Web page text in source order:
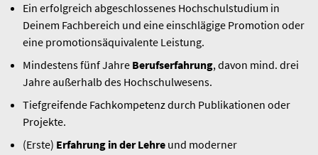
Ein erfolgreich abgeschlossenes Hochschulstudium in
Deinem Fachbereich und eine einschlägige Promotion oder
eine promotionsäquivalente Leistung.
Mindestens fünf Jahre Berufserfahrung, davon mind. drei
Jahre außerhalb des Hochschulwesens.
Tiefgreifende Fachkompetenz durch Publikationen oder
Projekte.
(Erste) Erfahrung in der Lehre und moderner